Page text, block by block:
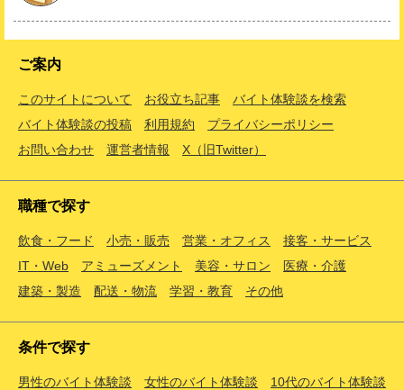
ご案内
このサイトについて お役立ち記事
バイト体験談を検索
バイト体験談の投稿
利用規約
プライバシーポリシー
お問い合わせ
運営者情報 X（旧Twitter）
職種で探す
飲食・フード 小売・販売 営業・オフィス
接客・サービス
IT・Web
アミューズメント 美容・サロン
医療・介護
建築・製造
配送・物流 学習・教育 その他
条件で探す
男性のバイト体験談 女性のバイト体験談
10代のバイト体験談